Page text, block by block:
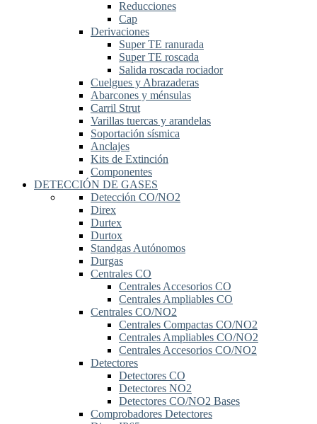
Reducciones
Cap
Derivaciones
Super TE ranurada
Super TE roscada
Salida roscada rociador
Cuelgues y Abrazaderas
Abarcones y ménsulas
Carril Strut
Varillas tuercas y arandelas
Soportación sísmica
Anclajes
Kits de Extinción
Componentes
DETECCIÓN DE GASES
Detección CO/NO2
Direx
Durtex
Durtox
Standgas Autónomos
Durgas
Centrales CO
Centrales Accesorios CO
Centrales Ampliables CO
Centrales CO/NO2
Centrales Compactas CO/NO2
Centrales Ampliables CO/NO2
Centrales Accesorios CO/NO2
Detectores
Detectores CO
Detectores NO2
Detectores CO/NO2 Bases
Comprobadores Detectores